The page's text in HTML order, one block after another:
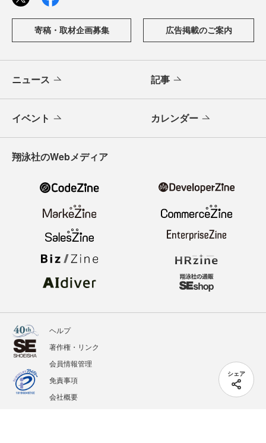
シェア
寄稿・取材企画募集 広告掲載のご案内
ニュース 記事
イベント カレンダー
翔泳社のWebメディア
ヘルプ
著作権・リンク
会員情報管理
免責事項
会社概要